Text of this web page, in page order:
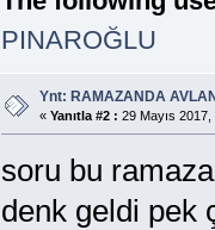
PINAROĞLU
Ynt: RAMAZANDA
« Yanıtla #2 : 29 Mayıs
soru bu
denk geldi pek